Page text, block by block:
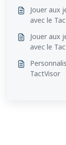
Jouer aux
avec le
Jouer aux
avec le
TactVisor